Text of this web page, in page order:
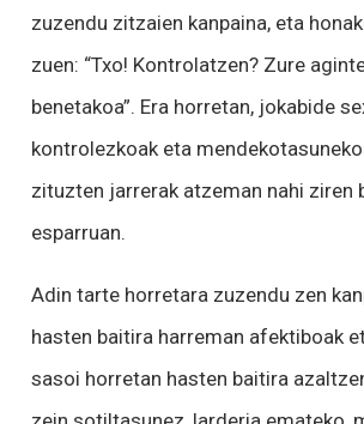
zuzendu zitzaien kanpaina, eta
zuen: “Txo! Kontrolatzen? Zure
benetakoa”. Era horretan, jokabide
kontrolezkoak eta
zituzten jarrerak atzeman nahi ziren
esparruan.
Adin tarte horretara zuzendu zen
hasten baitira harreman afektiboak
sasoi horretan hasten baitira